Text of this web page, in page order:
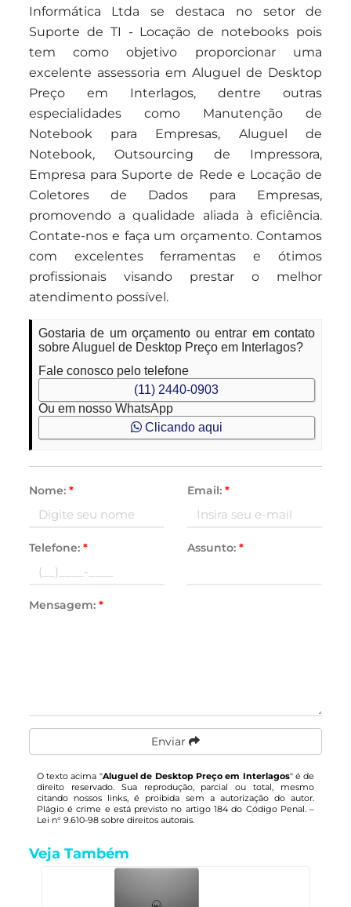
Informática Ltda se destaca no setor de
Suporte de TI - Locação de notebooks pois
tem como objetivo proporcionar uma
excelente assessoria em Aluguel de Desktop
Preço em Interlagos, dentre outras
especialidades como Manutenção de
Notebook para Empresas, Aluguel de
Notebook, Outsourcing de Impressora,
Empresa para Suporte de Rede e Locação de
Coletores de Dados para Empresas,
promovendo a qualidade aliada à eficiência.
Contate-nos e faça um orçamento. Contamos
com excelentes ferramentas e ótimos
profissionais visando prestar o melhor
atendimento possível.
Gostaria de um orçamento ou entrar em contato
sobre Aluguel de Desktop Preço em Interlagos?
Fale conosco pelo telefone
(11) 2440-0903
Ou em nosso WhatsApp
Clicando aqui
Nome: * Email: *
Telefone: * Assunto: *
Mensagem: *
Enviar
O texto acima "Aluguel de Desktop Preço em Interlagos" é de
direito reservado. Sua reprodução, parcial ou total, mesmo
citando nossos links, é proibida sem a autorização do autor.
Plágio é crime e está previsto no artigo 184 do Código Penal. –
Lei n° 9.610-98 sobre direitos autorais.
Veja Também